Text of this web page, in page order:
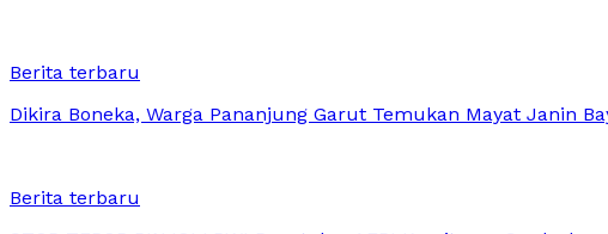
Berita terbaru
Dikira Boneka, Warga Pananjung Garut Temukan Mayat Janin
Berita terbaru